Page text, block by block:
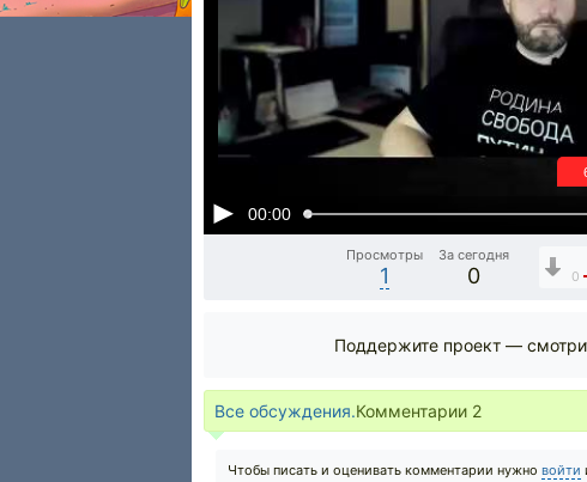
00:00
Просмотры
1
За сегодня
0 0
Поддержите проект —
Все обсуждения.Комментарии 2
Чтобы писать и оценивать комментарии нужно войти